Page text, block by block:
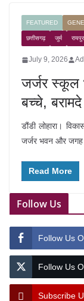
FEATURED
छत्तीसगढ़ जुर्म रायपुर
July 9, 2026
जर्जर स्कूल
बच्चे,
डौंडी लोहारा।
जर्जर भवन और जगह
Read More
Follow Us
Follow Us
Follow Us
Subscribe